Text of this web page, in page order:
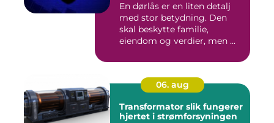
En dørlås er en liten detalj
med stor betydning. Den
skal beskytte familie,
eiendom og verdier, men ...
06. aug
Transformator slik fungerer
hjertet i strømforsyningen